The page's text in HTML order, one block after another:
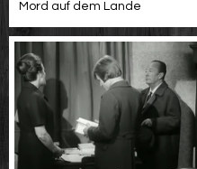
Mord auf dem Lande